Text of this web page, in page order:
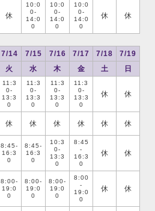
休
10:0
0-
14:0
0
10:0
0-
14:0
0
10:0
0-
14:0
0
休 休
7/14 7/15 7/16 7/17 7/18
7/19
火 水 木 金 土 日
11:3
0-
13:3
0
11:3
0-
13:3
0
11:3
0-
13:3
0
11:3
0-
13:3
0
休 休
休 休 休 休 休 休
8:45-
16:3
0
8:45-
16:3
0
10:3
0-
13:3
0
8:45
-
16:3
0
休 休
8:00-
19:0
0
8:00-
19:0
0
8:00-
19:0
0
8:00
-
19:0
0
休 休